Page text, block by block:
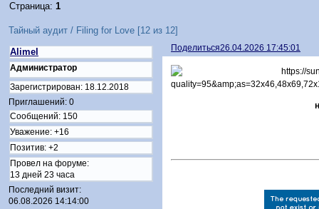
Тайный аудит / Filing for Love [12 из 12]
Страница:1
Поделиться26.04.2026 17:45:01
Alimel
Администратор
Зарегистрирован: 18.12.2018
Приглашений: 0
Сообщений: 150
Уважение: +16
Позитив: +2
Провел на форуме:
13 дней 23 часа
Последний визит:
06.08.2026 14:14:00